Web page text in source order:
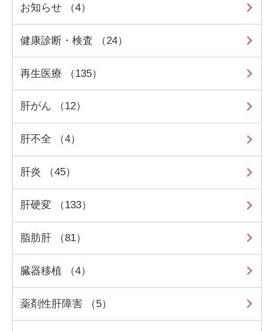
お知らせ （4）
健康診断・検査 （24）
再生医療 （135）
肝がん （12）
肝不全 （4）
肝炎 （45）
肝硬変 （133）
脂肪肝 （81）
臓器移植 （4）
薬剤性肝障害 （5）